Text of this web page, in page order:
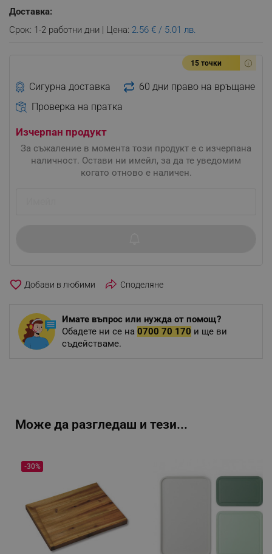
Доставка:
Срок: 1-2 работни дни | Цена: 2.56 € / 5.01 лв.
15 точки
Сигурна доставка
60 дни право на връщане
Проверка на пратка
Изчерпан продукт
За съжаление в момента този продукт е с изчерпана
наличност. Остави ни имейл, за да те уведомим
когато отново е наличен.
favorite_border Споделяне
Имате въпрос или нужда от помощ?
Обадете ни се на 0700 70 170 и ще ви
съдействаме.
Може да разгледаш и тези...
-30%